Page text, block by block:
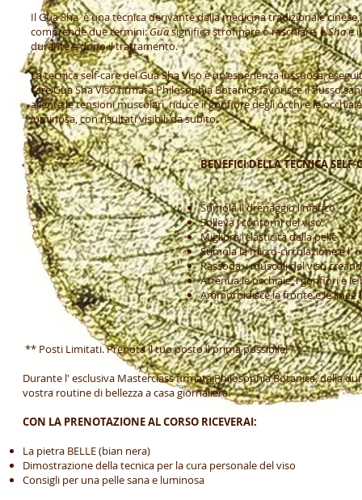
Il Gua Sha è una tecnica derivante dalla medicina tradizionale
comprende due termini:Guasignifica strofinare o raschiare, eShaè
durante e dopo il trattamento.
La tecnica self-care del Gua Sha Viso è un'esperienza lussuosa,
care Gua Sha Viso firmata Philosophia Botanica favorisce il flusso
allenta le tensioni muscolari, riduce il gonfiore degli occhi e le
luminosa, con risultati visibili da subito.
BENEFICI DELLA TECNICA SELF-
Stimola il drenaggio linfatico
Solleva i contorni del viso
Migliora l’elasticità della pelle
Stimola la micro-circolazione e l'
Rassoda i muscoli del viso
Attenua le occhiaie, i gonfiori e
Ammorbidisce la fronte e le linee
** Posti Limitati. Prenota il tuo posto il prima possibile! **
Durante l' esclusiva Masterclass firmata Philosophia Botanica, della
vostra routine di bellezza a casa giornaliera.
CON LA PRENOTAZIONE AL CORSO RICEVERAI:
La pietra BELLE (bian nera)
Dimostrazione della tecnica per la cura personale del viso
Consigli per una pelle sana e luminosa